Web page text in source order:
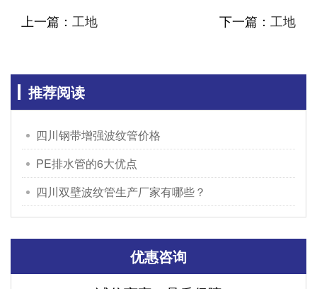
上一篇： 工地 下一篇： 工地
推荐阅读
四川钢带增强波纹管价格
PE排水管的6大优点
四川双壁波纹管生产厂家有哪些？
优惠咨询